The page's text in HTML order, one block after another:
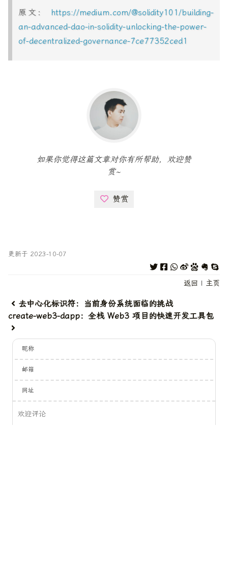
原文：
https://medium.com/@solidity101/building-
an-advanced-dao-in-solidity-unlocking-the-power-
of-decentralized-governance-7ce77352ced1
如果你觉得这篇文章对你有所帮助，欢迎赞
赏~
赞赏
更新于 2023-10-07
返回 | 主页
去中心化标识符：当前身份系统面临的挑战
create-web3-dapp：全栈 Web3 项目的快速开发工具包
昵称
邮箱
网址